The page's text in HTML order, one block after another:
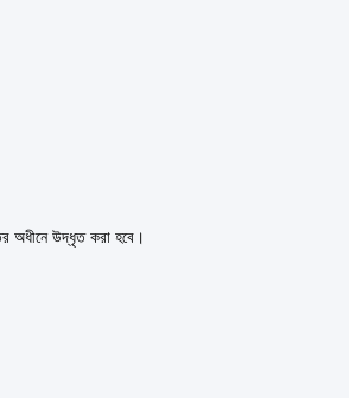
অধীনে উদ্ধৃত করা হবে।